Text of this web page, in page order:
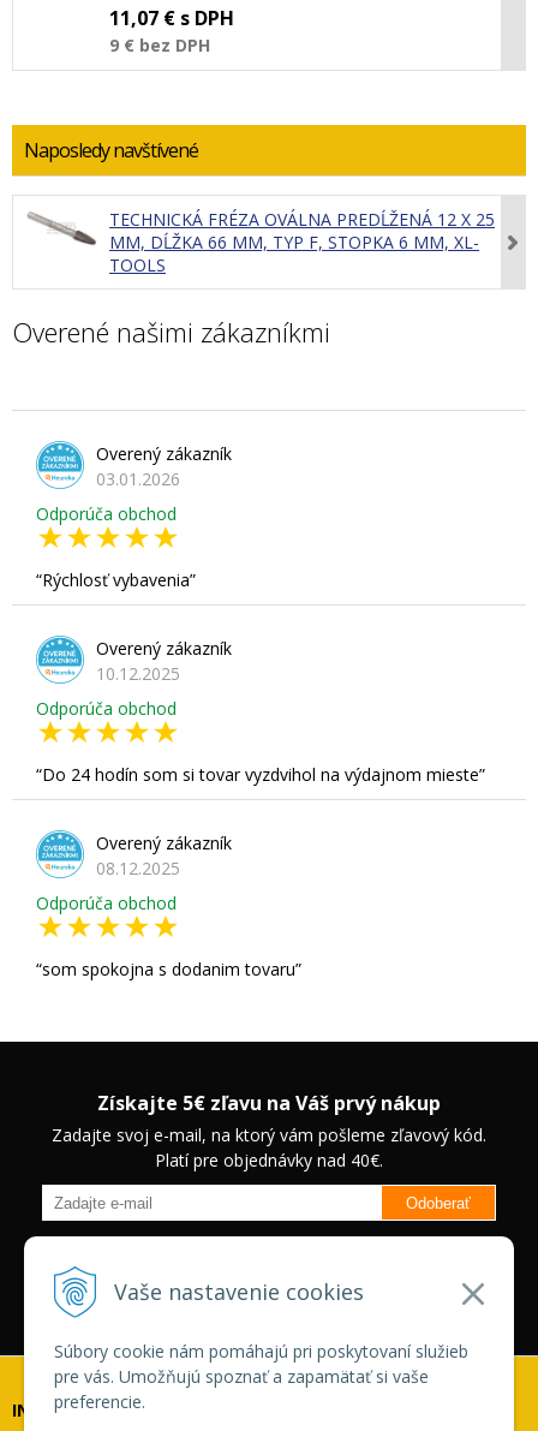
Vaše nastavenie cookies
Súbory cookie nám pomáhajú pri poskytovaní služieb
pre vás. Umožňujú spoznať a zapamätať si vaše
preferencie.
11,07 € s DPH
9 € bez DPH
Naposledy navštívené
TECHNICKÁ FRÉZA OVÁLNA PREDĹŽENÁ 12 X 25
MM, DĹŽKA 66 MM, TYP F, STOPKA 6 MM, XL-
TOOLS
Overené našimi zákazníkmi
Overený zákazník
03.01.2026
Odporúča obchod
Rýchlosť vybavenia
Overený zákazník
10.12.2025
Odporúča obchod
Do 24 hodín som si tovar vyzdvihol na výdajnom mieste
Overený zákazník
08.12.2025
Odporúča obchod
som spokojna s dodanim tovaru
Získajte 5€ zľavu na Váš prvý nákup
Zadajte svoj e-mail, na ktorý vám pošleme zľavový kód.
Platí pre objednávky nad 40€.
Odoberať
zľavách na vybrané produkty.
Neplatí pre Veľkoobchodných
zákazníkov.
INFOLINKA